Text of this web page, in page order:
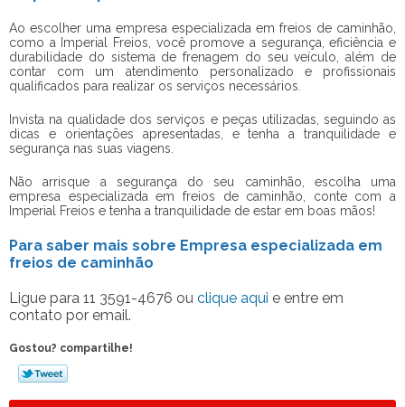
Ao escolher uma empresa especializada em freios de caminhão
como a Imperial Freios, você promove a segurança, eficiência e
durabilidade do sistema de frenagem do seu veículo, além de
contar com um atendimento personalizado e profissionais
qualificados para realizar os serviços necessários.
Invista na qualidade dos serviços e peças utilizadas, seguindo as
dicas e orientações apresentadas, e tenha a tranquilidade e
segurança nas suas viagens.
Não arrisque a segurança do seu caminhão, escolha uma
empresa especializada em freios de caminhão , conte com a
Imperial Freios e tenha a tranquilidade de estar em boas mãos!
Para saber mais sobre Empresa especializada em
freios de caminhão
Ligue para 11 3591-4676 ou clique aqui e entre em
contato por email.
Gostou? compartilhe!